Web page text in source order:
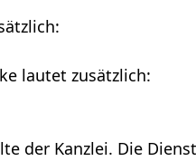
lautet zusätzlich:
der Kanzlei. Die